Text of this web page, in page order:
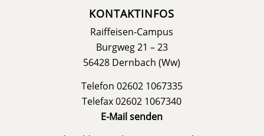
KONTAKTINFOS
Raiffeisen-Campus
Burgweg 21 – 23
56428 Dernbach (Ww)
Telefon 02602 1067335
Telefax 02602 1067340
E-Mail senden